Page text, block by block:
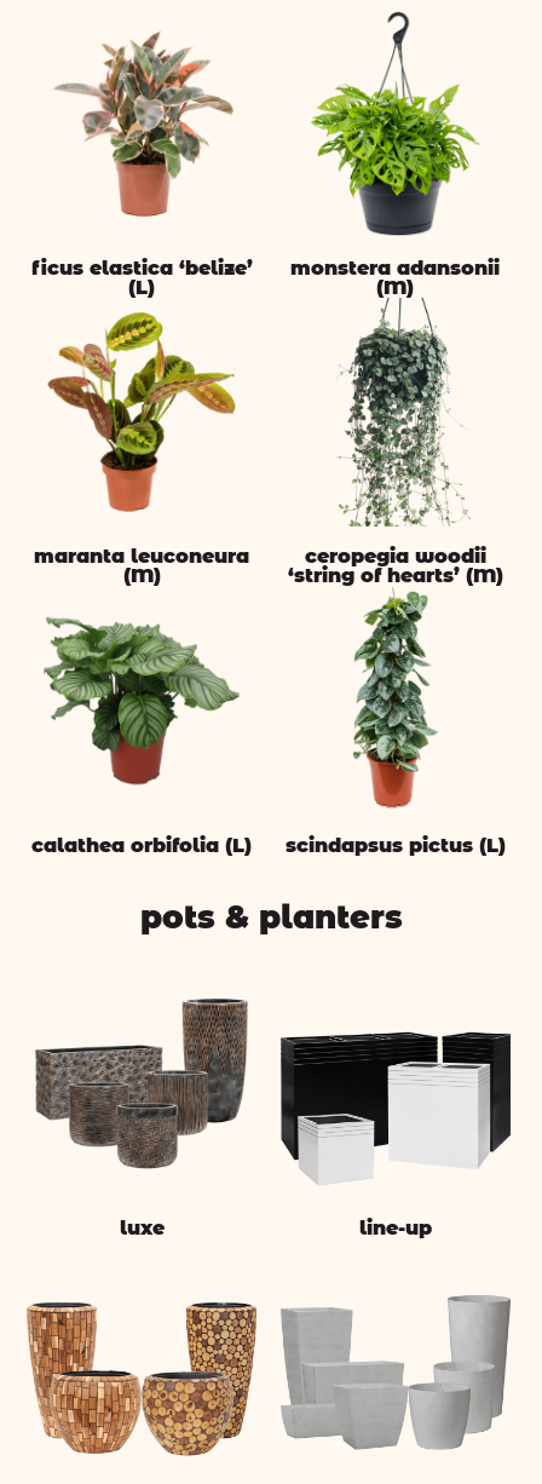
ficus elastica ‘belize’
(L)
monstera adansonii
(M)
maranta leuconeura
(M)
ceropegia woodii
‘string of hearts’ (M)
calathea orbifolia (L) scindapsus pictus (L)
pots & planters
luxe line-up